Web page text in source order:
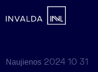
Naujienos 2024 10 31